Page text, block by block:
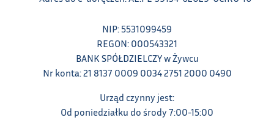
NIP: 5531099459
REGON: 000543321
BANK SPÓŁDZIELCZY w Żywcu
Nr konta: 21 8137 0009 0034 2751 2000 0490
Urząd czynny jest:
Od poniedziałku do środy 7:00-15:00